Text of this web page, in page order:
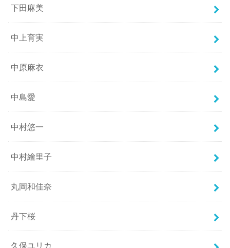
下田麻美
中上育実
中原麻衣
中島愛
中村悠一
中村繪里子
丸岡和佳奈
丹下桜
久保ユリカ